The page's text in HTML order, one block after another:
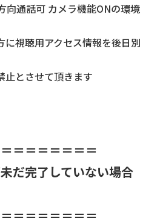
向通話可 カメラ機能ONの環境
視聴用アクセス情報を後日別
止とさせて頂きます
＝＝＝＝＝＝＝
だ完了していない場合
＝＝＝＝＝＝＝